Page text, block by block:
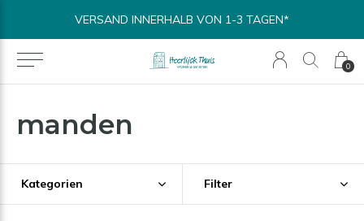
0
VERSAND INNERHALB VON 1-3 TAGEN*
manden
Kategorien Filter